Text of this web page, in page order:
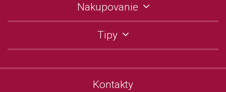
Nakupovanie
Tipy
Kontakty